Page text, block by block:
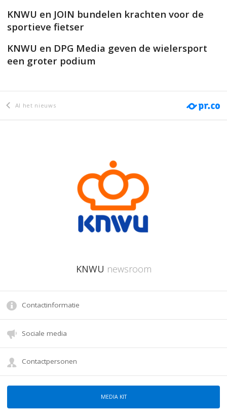
KNWU en JOIN bundelen krachten voor de
sportieve fietser
KNWU en DPG Media geven de wielersport
een groter podium
Al het nieuws
KNWU newsroom
Contactinformatie
Sociale media
Contactpersonen
MEDIA KIT